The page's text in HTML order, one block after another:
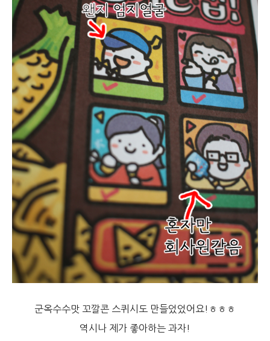
군옥수수맛 꼬깔콘 스퀴시도 만들었었어요!ㅎㅎㅎ
역시나 제가 좋아하는 과자!